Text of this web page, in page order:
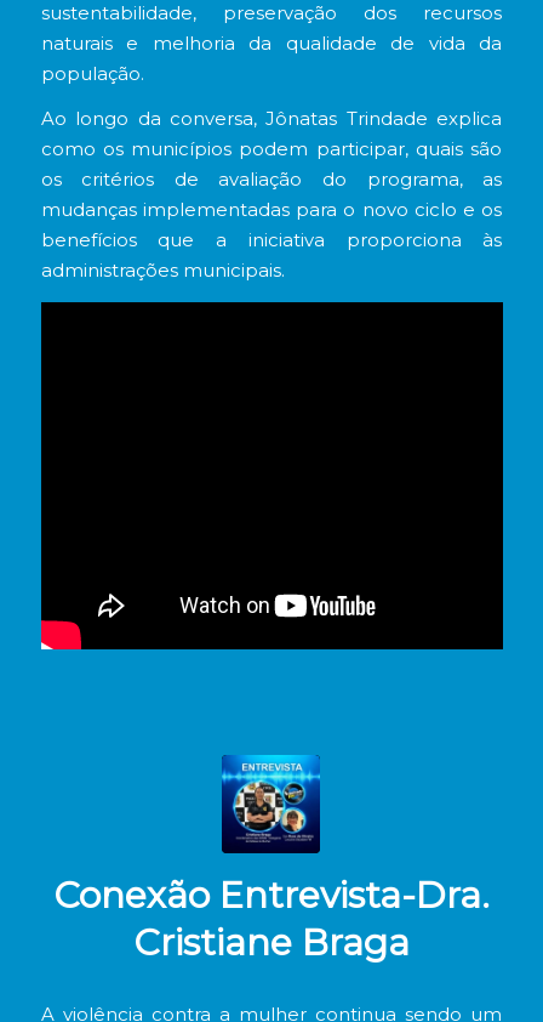
sustentabilidade, preservação dos recursos
naturais e melhoria da qualidade de vida da
população.
Ao longo da conversa, Jônatas Trindade explica
como os municípios podem participar, quais são
os critérios de avaliação do programa, as
mudanças implementadas para o novo ciclo e os
benefícios que a iniciativa proporciona às
administrações municipais.
Conexão Entrevista-Dra.
Cristiane Braga
A violência contra a mulher continua sendo um